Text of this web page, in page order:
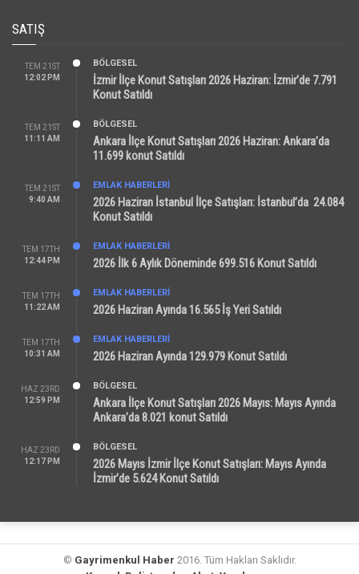
SATIŞ
TEM 21ST
12:02 PM
BÖLGESEL
İzmir İlçe Konut Satışları 2026 Haziran: İzmir’de 7.791
Konut Satıldı
TEM 21ST
11:11 AM
BÖLGESEL
Ankara İlçe Konut Satışları 2026 Haziran: Ankara’da
11.699 konut Satıldı
TEM 21ST
9:40 AM
EMLAK HABERLERI
2026 Haziran İstanbul İlçe Satışları: İstanbul’da 24.084
Konut Satıldı
TEM 17TH
12:44 PM
EMLAK HABERLERI
2026 İlk 6 Aylık Döneminde 699.516 Konut Satıldı
TEM 17TH
11:22 AM
EMLAK HABERLERI
2026 Haziran Ayında 16.565 İş Yeri Satıldı
TEM 17TH
10:31 AM
EMLAK HABERLERI
2026 Haziran Ayında 129.979 Konut Satıldı
HAZ 23RD
12:59 PM
BÖLGESEL
Ankara İlçe Konut Satışları 2026 Mayıs: Mayıs Ayında
Ankara’da 8.021 konut Satıldı
HAZ 23RD
12:17 PM
BÖLGESEL
2026 Mayıs İzmir İlçe Konut Satışları: Mayıs Ayında
İzmir’de 5.624 Konut Satıldı
© Gayrimenkul Haber 2016. Tüm Hakları Saklıdır.